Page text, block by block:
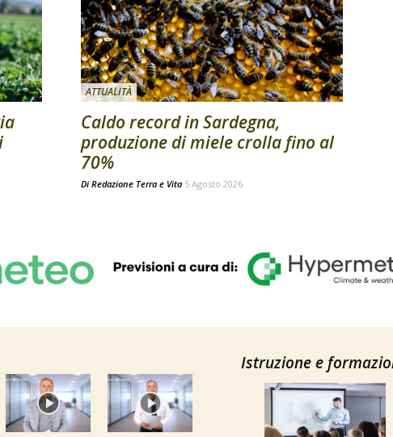
ATTUALITÀ
Caldo record in Sardegna,
produzione di miele crolla fino al
70%
Di Redazione Terra e Vita 5 Agosto 2026
Istruzione e